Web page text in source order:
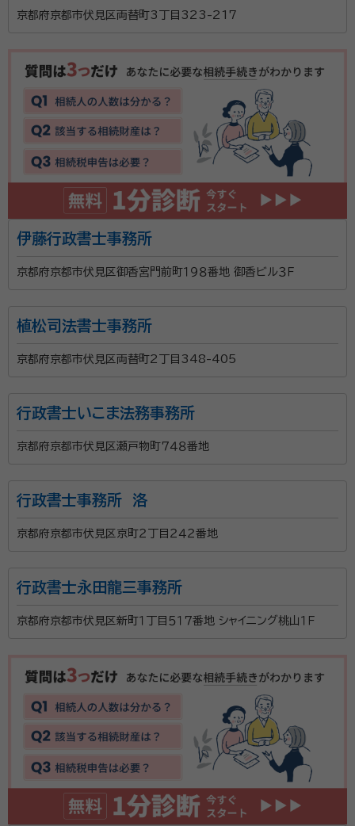
スにこだわりを持っているそうです。そのほか、相談者
の負担を軽減するために、京都市内なら車での送迎を
おこなえることも特徴。
京都府京都市伏見区両替町3丁目323-217
伊藤行政書士事務所
京都府京都市伏見区御香宮門前町１９８番地 御香ビル３Ｆ
植松司法書士事務所
京都府京都市伏見区両替町2丁目348-405
行政書士いこま法務事務所
京都府京都市伏見区瀬戸物町７４８番地
行政書士事務所 洛
京都府京都市伏見区京町２丁目２４２番地
行政書士永田龍三事務所
京都府京都市伏見区新町１丁目５１７番地 シャイニング桃山１Ｆ